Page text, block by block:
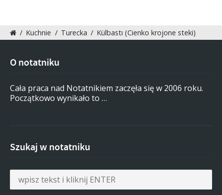
/ Kuchnie / Turecka / Külbastı (Cienko krojone steki)
O notatniku
Cała praca nad Notatnikiem zaczęła się w 2006 roku.
Początkowo wynikało to …
Szukaj w notatniku